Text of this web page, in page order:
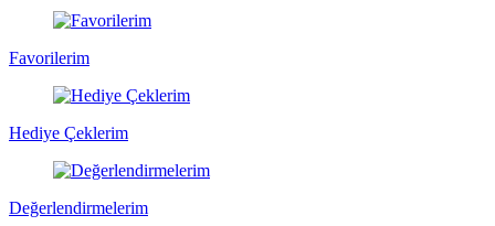
Favorilerim
Hediye Çeklerim
Değerlendirmelerim